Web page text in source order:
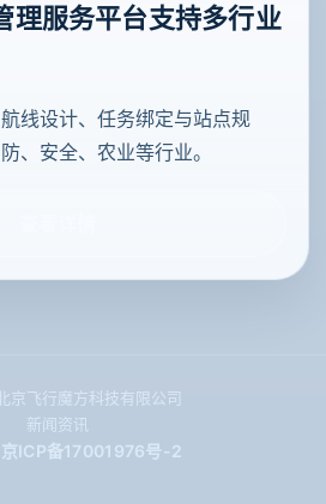
理服务平台支持多行业
线设计、任务绑定与站点规
、安全、农业等行业。
飞行魔方科技有限公司
新闻资讯
ICP备17001976号-2